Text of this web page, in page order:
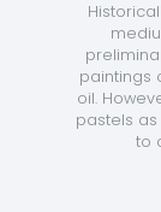
paintings
oil.
pastels
to